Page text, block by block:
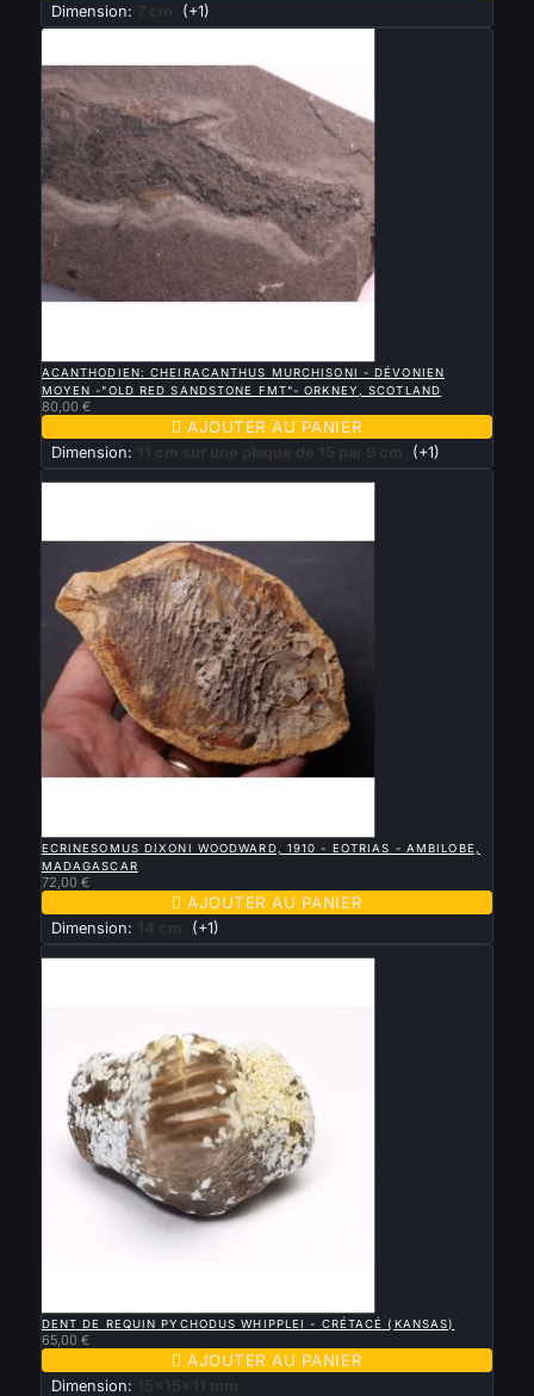
Dimension: 7 cm (+1)
ACANTHODIEN: CHEIRACANTHUS MURCHISONI - DÉVONIEN
MOYEN -"OLD RED SANDSTONE FMT"- ORKNEY, SCOTLAND
80,00 €
 AJOUTER AU PANIER
Dimension: 11 cm sur une plaque de 15 par 9 cm (+1)
Nouveau
ECRINESOMUS DIXONI WOODWARD, 1910 - EOTRIAS - AMBILOBE,
MADAGASCAR
72,00 €
 AJOUTER AU PANIER
Dimension: 14 cm (+1)
Nouveau
DENT DE REQUIN PYCHODUS WHIPPLEI - CRÉTACÉ (KANSAS)
65,00 €
 AJOUTER AU PANIER
Dimension: 15x15x11 mm